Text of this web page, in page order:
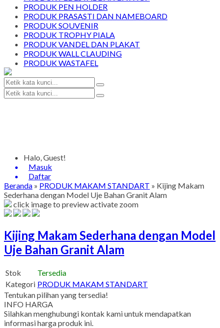
PRODUK PEN HOLDER
PRODUK PRASASTI DAN NAMEBOARD
PRODUK SOUVENIR
PRODUK TROPHY PIALA
PRODUK VANDEL DAN PLAKAT
PRODUK WALL CLAUDING
PRODUK WASTAFEL
Halo, Guest!
Masuk
Daftar
Beranda » PRODUK MAKAM STANDART » Kijing Makam
Sederhana dengan Model Uje Bahan Granit Alam
click image to previewactivate zoom
Kijing Makam Sederhana dengan Model
Uje Bahan Granit Alam
Stok
Tersedia
Kategori PRODUK MAKAM STANDART
Tentukan pilihan yang tersedia!
INFO HARGA
Silahkan menghubungi kontak kami untuk mendapatkan
informasi harga produk ini.